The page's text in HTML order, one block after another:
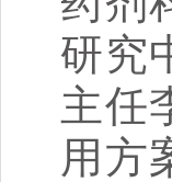
研究
主任
用方